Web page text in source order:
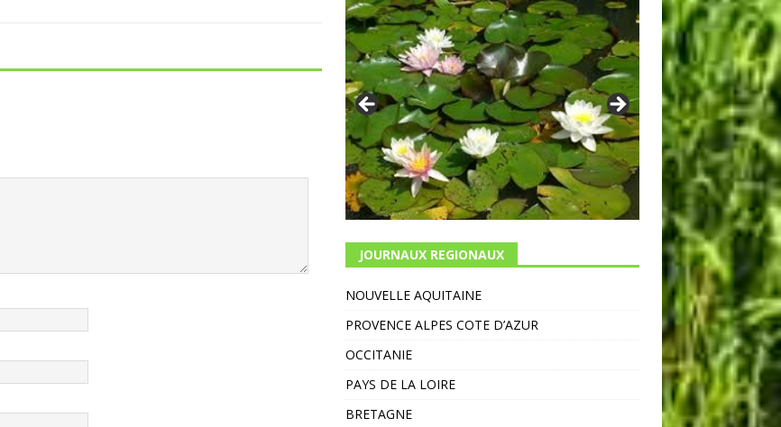
JOURNAUX REGIONAUX
NOUVELLE AQUITAINE
PROVENCE ALPES COTE D’AZUR
OCCITANIE
PAYS DE LA LOIRE
BRETAGNE